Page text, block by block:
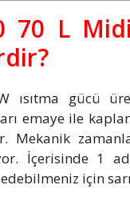
70 L
ısıtma gücü
emaye ile
İçerisinde 1
için